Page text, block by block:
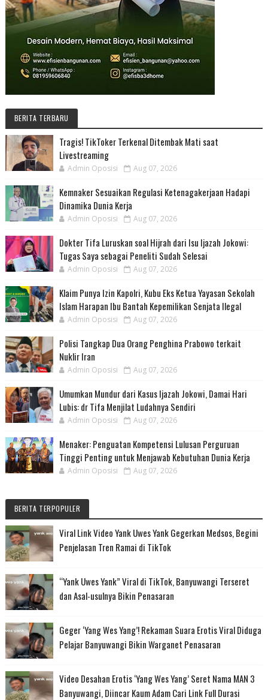
BERITA TERBARU
Tragis! TikToker Terkenal Ditembak Mati saat
Livestreaming
Admin Oposisi Aug 07, 2026
Kemnaker Sesuaikan Regulasi Ketenagakerjaan Hadapi
Dinamika Dunia Kerja
Admin Oposisi Aug 07, 2026
Dokter Tifa Luruskan soal Hijrah dari Isu Ijazah Jokowi:
Tugas Saya sebagai Peneliti Sudah Selesai
Admin Oposisi Aug 07, 2026
Klaim Punya Izin Kapolri, Kubu Eks Ketua Yayasan Sekolah
Islam Harapan Ibu Bantah Kepemilikan Senjata Ilegal
Admin Oposisi Aug 07, 2026
Polisi Tangkap Dua Orang Penghina Prabowo terkait
Nuklir Iran
Admin Oposisi Aug 07, 2026
Umumkan Mundur dari Kasus Ijazah Jokowi, Damai Hari
Lubis: dr Tifa Menjilat Ludahnya Sendiri
Admin Oposisi Aug 07, 2026
Menaker: Penguatan Kompetensi Lulusan Perguruan
Tinggi Penting untuk Menjawab Kebutuhan Dunia Kerja
Admin Oposisi Aug 07, 2026
BERITA TERPOPULER
Viral Link Video Yank Uwes Yank Gegerkan Medsos, Begini
Penjelasan Tren Ramai di TikTok
“Yank Uwes Yank” Viral di TikTok, Banyuwangi Terseret
dan Asal-usulnya Bikin Penasaran
Geger ‘Yang Wes Yang’! Rekaman Suara Erotis Viral Diduga
Pelajar Banyuwangi Bikin Warganet Penasaran
Video Desahan Erotis ‘Yang Wes Yang’ Seret Nama MAN 3
Banyuwangi, Diincar Kaum Adam Cari Link Full Durasi